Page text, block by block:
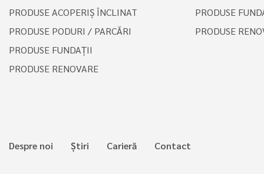
PRODUSE ACOPERIŞ ÎNCLINAT
PRODUSE PODURI / PARCĂRI
PRODUSE FUNDAȚII
PRODUSE RENOVARE
PRODUSE
PRODUSE
Despre noi Știri Carieră Contact